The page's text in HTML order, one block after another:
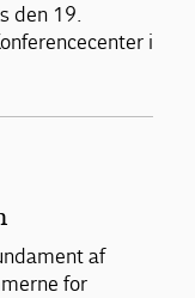
den 19.
i
af
for